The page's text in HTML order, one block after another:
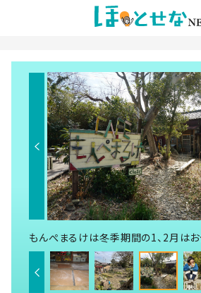
もんぺまるけは冬季期間の1、2月はお